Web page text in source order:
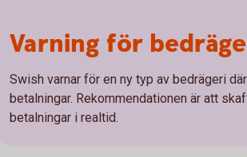
Varning för
Swish varnar för en ny typ av bedrägeri
betalningar. Rekommendationen är att
betalningar i realtid.